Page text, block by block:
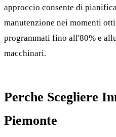
approccio consente di
manutenzione nei momenti
programmati fino all'80% e
macchinari.
Perche Scegliere
Piemonte